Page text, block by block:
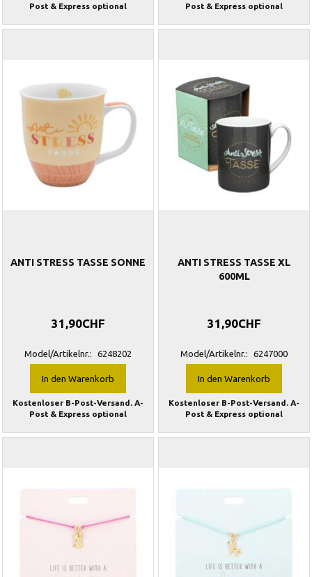
Post & Express optional
Post & Express optional
ANTI STRESS TASSE SONNE
31,90CHF
Model/Artikelnr.: 6248202
In den Warenkorb
Kostenloser B-Post-Versand. A-
Post & Express optional
ANTI STRESS TASSE XL
600ML
31,90CHF
Model/Artikelnr.: 6247000
In den Warenkorb
Kostenloser B-Post-Versand. A-
Post & Express optional